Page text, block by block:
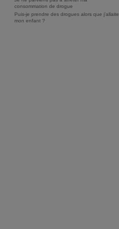
consommation de drogue
Puis-je prendre des drogues alors que j'allaite
mon enfant ?